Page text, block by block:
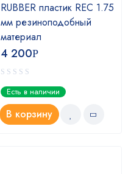
RUBBER пластик REC 1.75
мм резиноподобный
материал
4 200Р
Есть в наличии
В корзину